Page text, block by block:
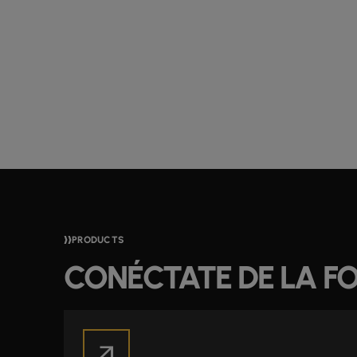
PRODUCTS
CONÉCTATE DE LA